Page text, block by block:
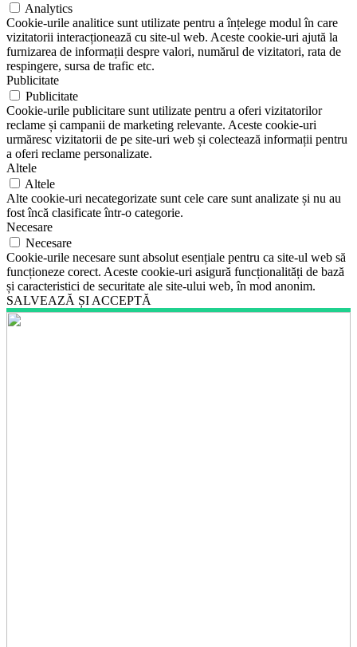
Analytics
Cookie-urile analitice sunt utilizate pentru a înțelege modul în care
vizitatorii interacționează cu site-ul web. Aceste cookie-uri ajută la
furnizarea de informații despre valori, numărul de vizitatori, rata de
respingere, sursa de trafic etc.
Publicitate
Publicitate
Cookie-urile publicitare sunt utilizate pentru a oferi vizitatorilor
reclame și campanii de marketing relevante. Aceste cookie-uri
urmăresc vizitatorii de pe site-uri web și colectează informații pentru
a oferi reclame personalizate.
Altele
Altele
Alte cookie-uri necategorizate sunt cele care sunt analizate și nu au
fost încă clasificate într-o categorie.
Necesare
Necesare
Cookie-urile necesare sunt absolut esențiale pentru ca site-ul web să
funcționeze corect. Aceste cookie-uri asigură funcționalități de bază
și caracteristici de securitate ale site-ului web, în mod anonim.
SALVEAZĂ ȘI ACCEPTĂ